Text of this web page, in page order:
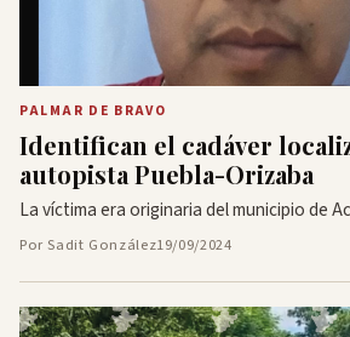
PALMAR DE BRAVO
Identifican el cadáver
autopista Puebla-Orizaba
La víctima era originaria del municipio de
Por Sadit González19/09/2024